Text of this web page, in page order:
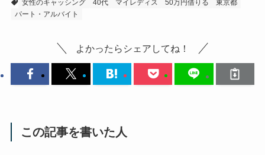
女性のキャッシング
40代 マイレディス 50万円借りる
東京都
パート・アルバイト
よかったらシェアしてね！
この記事を書いた人